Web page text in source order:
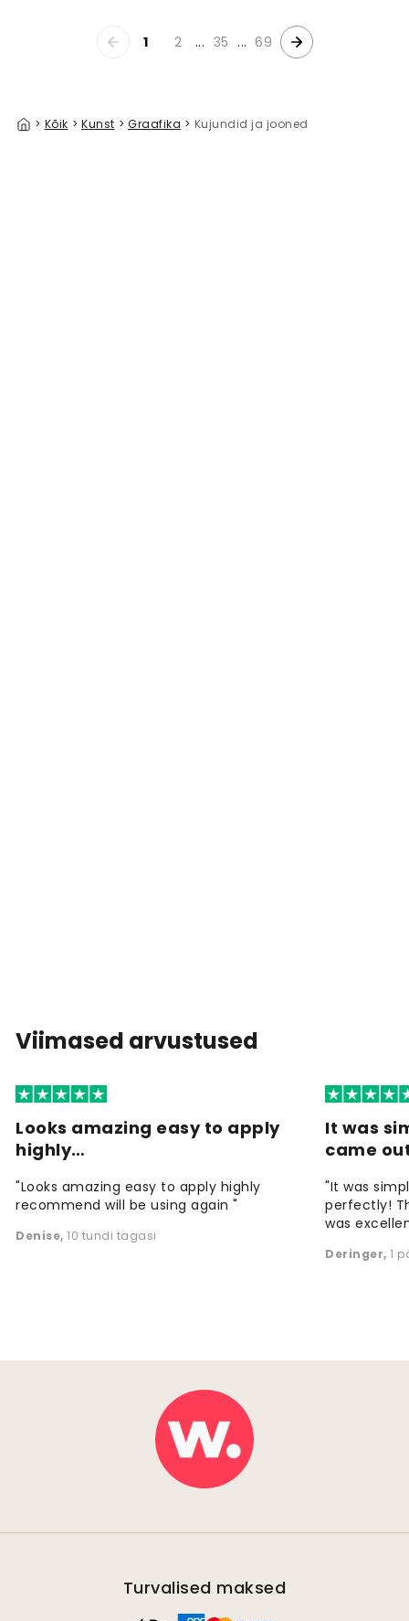
1 2 ... 35 ... 69
> Kõik > Kunst > Graafika > Kujundid ja jooned
Viimased arvustused
Looks amazing easy to apply
highly…
"Looks amazing easy to apply highly
recommend will be using again "
Denise, 10 tundi tagasi
It was
came
"It was
perfectly!
was
Deringer, 1
Turvalised maksed